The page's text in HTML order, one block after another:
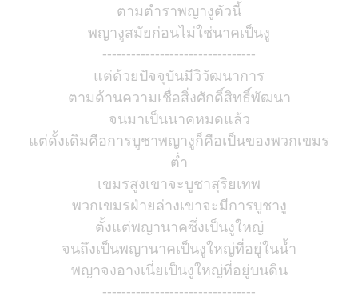
ตามตำราพญางูตัวนี้
พญางูสมัยก่อนไม่ใช่นาคเป็นงู
--------------------------------
แต่ด้วยปัจจุบันมีวิวัฒนาการ
ตามด้านความเชื่อสิ่งศักดิ์สิทธิ์พัฒนา
จนมาเป็นนาคหมดแล้ว
แต่ดั้งเดิมคือการบูชาพญางูก็คือเป็นของพวกเขมร
ต่ำ
เขมรสูงเขาจะบูชาสุริยเทพ
พวกเขมรฝ่ายล่างเขาจะมีการบูชางู
ตั้งแต่พญานาคซึ่งเป็นงูใหญ่
จนถึงเป็นพญานาคเป็นงูใหญ่ที่อยู่ในน้ำ
พญาจงอางเนี่ยเป็นงูใหญ่ที่อยู่บนดิน
--------------------------------